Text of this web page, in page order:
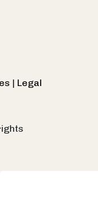
| Legal